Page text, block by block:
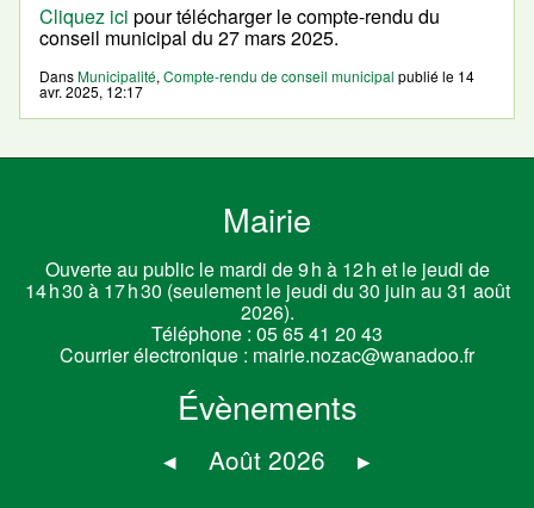
Cliquez ici pour télécharger le compte-rendu du
conseil municipal du 27 mars 2025.
DansMunicipalité,Compte-rendu de conseil municipal publié le 14
avr. 2025, 12:17
Mairie
Ouverte au public le mardi de 9 h à 12 h et le jeudi de
14 h 30 à 17 h 30 (seulement le jeudi du 30 juin au 31 août
2026).
Téléphone : 05 65 41 20 43
Courrier électronique : mairie.nozac@wanadoo.fr
Évènements
◂ Août 2026 ▸